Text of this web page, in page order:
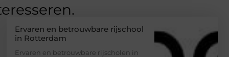
Ervaren en betrouwbare rijschool
in Rotterdam
Ervaren en betrouwbare rijscholen in